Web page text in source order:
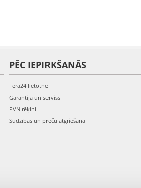
PĒC IEPIRKŠANĀS
Fera24 lietotne
Garantija un serviss
PVN rēķini
Sūdzības un preču atgriešana